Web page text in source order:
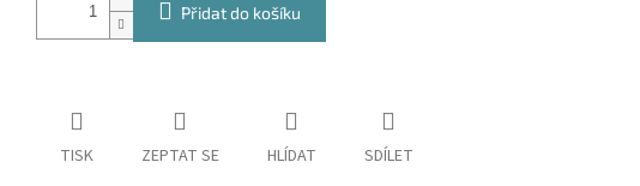
Přidat do košíku
TISK ZEPTAT SE HLÍDAT SDÍLET